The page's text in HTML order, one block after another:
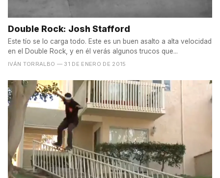
Double Rock: Josh Stafford
Este tío se lo carga todo. Este es un buen asalto a alta velocidad
en el Double Rock, y en él verás algunos trucos que...
IVÁN TORRALBO — 31 DE ENERO DE 2015